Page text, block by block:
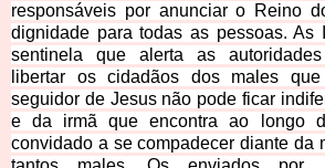
responsáveis por anunciar o Reino
dignidade para todas as pessoas. As
sentinela que alerta as
libertar os cidadãos dos males
seguidor de Jesus não pode ficar
e da irmã que encontra ao longo
convidado a se compadecer diante da